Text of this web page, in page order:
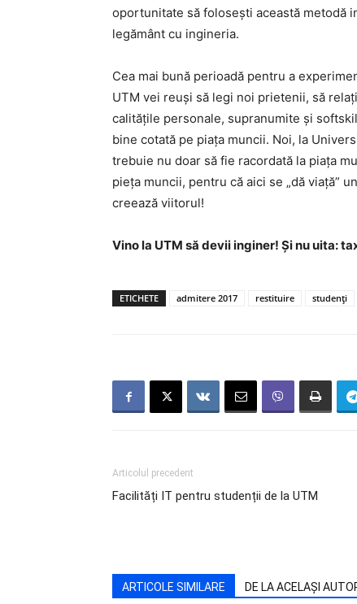
oportunitate să folosești această metodă
legământ cu ingineria.
Cea mai bună perioadă pentru a
UTM vei reuși să legi noi prietenii, să
calităţile personale, supranumite și
bine cotată pe piața muncii. Noi, la
trebuie nu doar să fie racordată la piața
pieța muncii, pentru că aici se „dă viață”
creează viitorul!
Vino la UTM să devii inginer! Și nu uita:
ETICHETE admitere 2017 restituire studenți
Articolul precedent
Facilități IT pentru studenții de la UTM
ARTICOLE SIMILARE DE LA ACELAȘI